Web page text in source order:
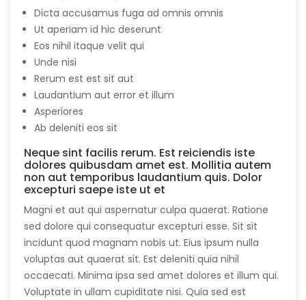
Dicta accusamus fuga ad omnis omnis
Ut aperiam id hic deserunt
Eos nihil itaque velit qui
Unde nisi
Rerum est est sit aut
Laudantium aut error et illum
Asperiores
Ab deleniti eos sit
Neque sint facilis rerum. Est reiciendis iste
dolores quibusdam amet est. Mollitia autem
non aut temporibus laudantium quis. Dolor
excepturi saepe iste ut et
Magni et aut qui aspernatur culpa quaerat. Ratione
sed dolore qui consequatur excepturi esse. Sit sit
incidunt quod magnam nobis ut. Eius ipsum nulla
voluptas aut quaerat sit. Est deleniti quia nihil
occaecati. Minima ipsa sed amet dolores et illum qui.
Voluptate in ullam cupiditate nisi. Quia sed est